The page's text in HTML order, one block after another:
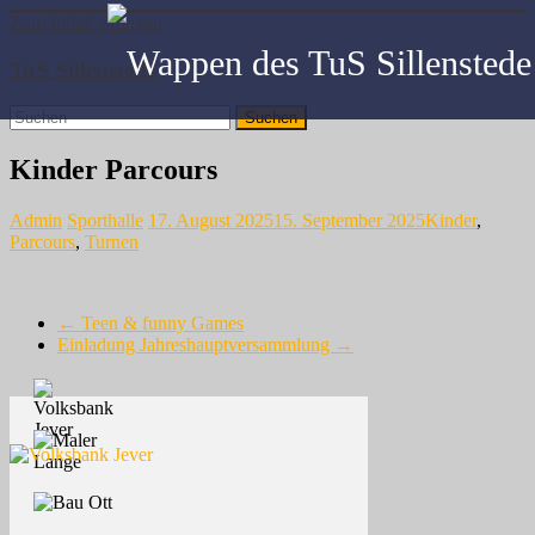
Zum Inhalt springen
TuS Sillenstede
Kinder Parcours
Admin Sporthalle 17. August 202515. September 2025Kinder,
Parcours, Turnen
← Teen & funny Games
Einladung Jahreshauptversammlung →